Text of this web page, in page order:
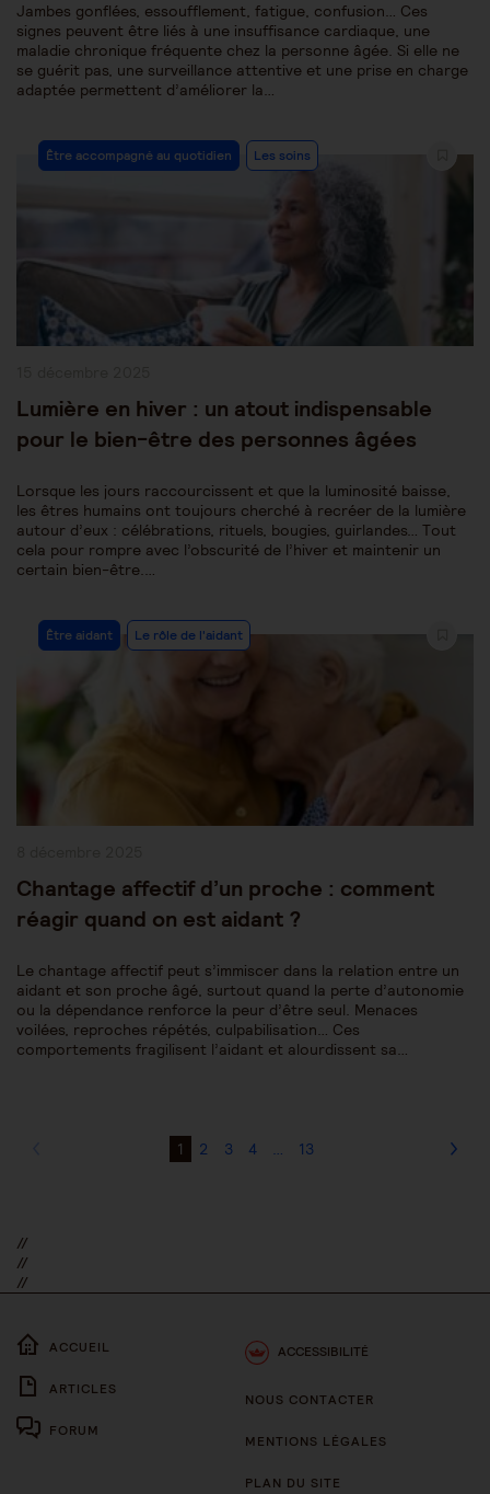
Jambes gonflées, essoufflement, fatigue, confusion… Ces
signes peuvent être liés à une insuffisance cardiaque, une
maladie chronique fréquente chez la personne âgée. Si elle ne
se guérit pas, une surveillance attentive et une prise en charge
adaptée permettent d’améliorer la…
Post
Category:
Être accompagné au quotidien Les soins
Lumière en hiver : un atout indispensable
pour le bien-être des personnes âgées
Lorsque les jours raccourcissent et que la luminosité baisse,
les êtres humains ont toujours cherché à recréer de la lumière
autour d’eux : célébrations, rituels, bougies, guirlandes… Tout
cela pour rompre avec l’obscurité de l’hiver et maintenir un
certain bien-être.…
Post
Category:
Être aidant Le rôle de l'aidant
Chantage affectif d’un proche : comment
réagir quand on est aidant ?
Le chantage affectif peut s’immiscer dans la relation entre un
aidant et son proche âgé, surtout quand la perte d’autonomie
ou la dépendance renforce la peur d’être seul. Menaces
voilées, reproches répétés, culpabilisation… Ces
comportements fragilisent l’aidant et alourdissent sa…
1 2 3 4 … 13
//
//
//
ACCUEIL
ARTICLES
FORUM
ACCESSIBILITÉ
NOUS CONTACTER
MENTIONS LÉGALES
PLAN DU SITE